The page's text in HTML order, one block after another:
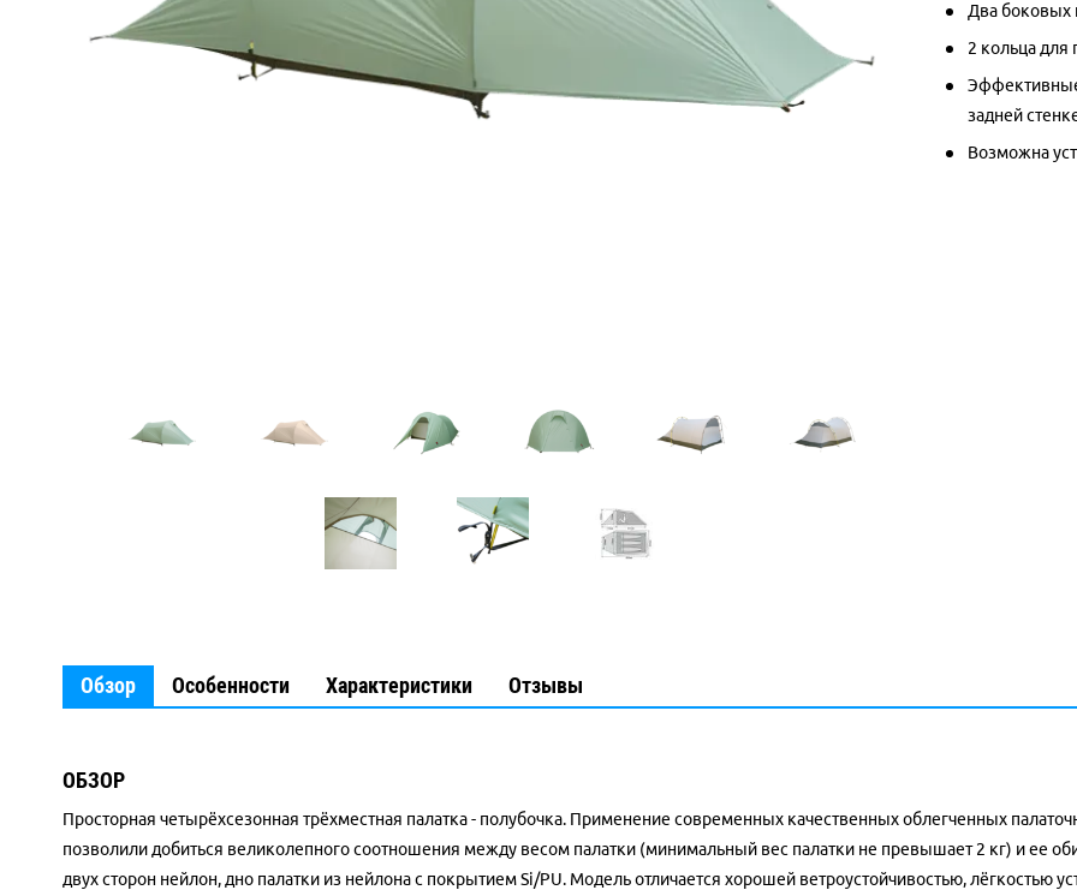
Два боковых
2 кольца для
задней
Возможна
Обзор Особенности Характеристики Отзывы
ОБЗОР
Просторная четырёхсезонная трёхместная палатка - полубочка. Применение современных качественных облегченных
позволили добиться великолепного соотношения между весом палатки (минимальный вес палатки не превышает 2 кг) и ее
двух сторон нейлон, дно палатки из нейлона с покрытием Si/PU. Модель отличается хорошей ветроустойчивостью, лёгкостью